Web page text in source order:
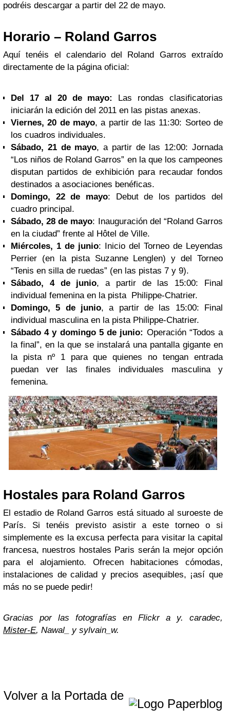
podréis descargar a partir del 22 de mayo.
Horario – Roland Garros
Aquí tenéis el calendario del Roland Garros extraído
directamente de la página oficial:
Del 17 al 20 de mayo: Las rondas clasificatorias
iniciarán la edición del 2011 en las pistas anexas.
Viernes, 20 de mayo, a partir de las 11:30: Sorteo de
los cuadros individuales.
Sábado, 21 de mayo, a partir de las 12:00: Jornada
“Los niños de Roland Garros” en la que los campeones
disputan partidos de exhibición para recaudar fondos
destinados a asociaciones benéficas.
Domingo, 22 de mayo: Debut de los partidos del
cuadro principal.
Sábado, 28 de mayo: Inauguración del “Roland Garros
en la ciudad” frente al Hôtel de Ville.
Miércoles, 1 de junio: Inicio del Torneo de Leyendas
Perrier (en la pista Suzanne Lenglen) y del Torneo
“Tenis en silla de ruedas” (en las pistas 7 y 9).
Sábado, 4 de junio, a partir de las 15:00: Final
individual femenina en la pista Philippe-Chatrier.
Domingo, 5 de junio, a partir de las 15:00: Final
individual masculina en la pista Philippe-Chatrier.
Sábado 4 y domingo 5 de junio: Operación “Todos a
la final”, en la que se instalará una pantalla gigante en
la pista nº 1 para que quienes no tengan entrada
puedan ver las finales individuales masculina y
femenina.
Hostales para Roland Garros
El estadio de Roland Garros está situado al suroeste de
París. Si tenéis previsto asistir a este torneo o si
simplemente es la excusa perfecta para visitar la capital
francesa, nuestros hostales Paris serán la mejor opción
para el alojamiento. Ofrecen habitaciones cómodas,
instalaciones de calidad y precios asequibles, ¡así que
más no se puede pedir!
Gracias por las fotografías en Flickr a y. caradec,
Mister-E, Nawal_ y sylvain_w.
Volver a la Portada de